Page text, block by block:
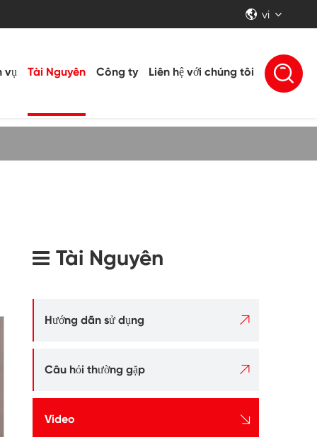
 vi
vụ Tài Nguyên Công ty Liên hệ với chúng tôi 
Tài Nguyên
Hướng dẫn sử dụng 
Câu hỏi thường gặp 
Video 